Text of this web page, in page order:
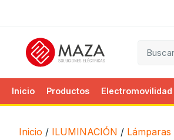
Inicio Productos Electromovilidad
Inicio / ILUMINACIÓN / Lámparas